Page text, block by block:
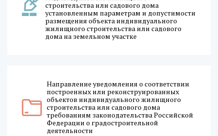
строительства или садового дома
установленным параметрам и допустимости
размещения объекта индивидуального
жилищного строительства или садового
дома на земельном участке
Направление уведомления о соответствии
построенных или реконструированных
объектов индивидуального жилищного
строительства или садового дома
требованиям законодательства Российской
Федерации о градостроительной
деятельности